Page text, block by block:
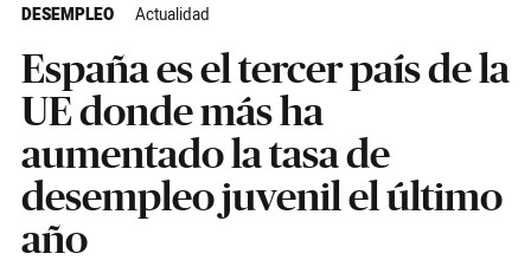
DESEMPLEO Actualidad
España es el tercer país de la
UE donde más ha
aumentado la tasa de
desempleo juvenil el último
año